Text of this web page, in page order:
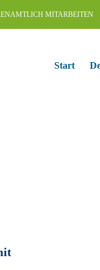
MITARBEITEN
Start